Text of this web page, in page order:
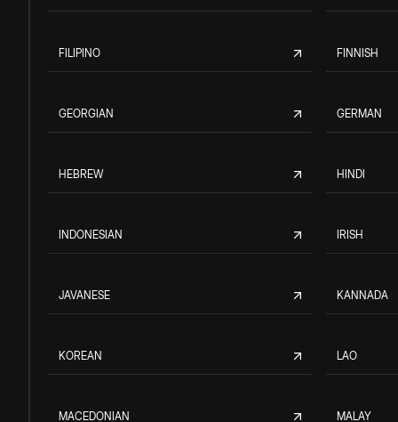
FILIPINO FINNISH
GEORGIAN GERMAN
HEBREW HINDI
INDONESIAN IRISH
JAVANESE KANNADA
KOREAN LAO
MACEDONIAN MALAY